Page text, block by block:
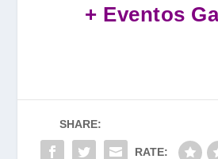
+ Eventos
SHARE:
RATE: